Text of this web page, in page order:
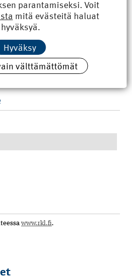
haittaisi energiarakentamista
uusi rautatiesilta
www.rkl.fi.
parantamiseksi. Voit
mitä evästeitä haluat
hyväksyä.
Hyväksy
välttämättömät